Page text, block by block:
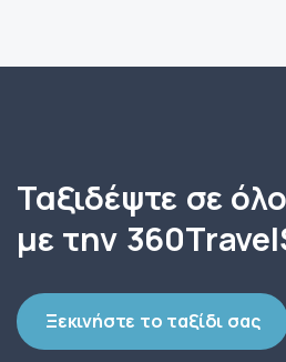
Ταξιδέψτε σε
με την
Ξεκινήστε το ταξίδι σας